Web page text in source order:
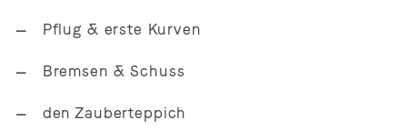
Pflug & erste Kurven
Bremsen & Schuss
den Zauberteppich